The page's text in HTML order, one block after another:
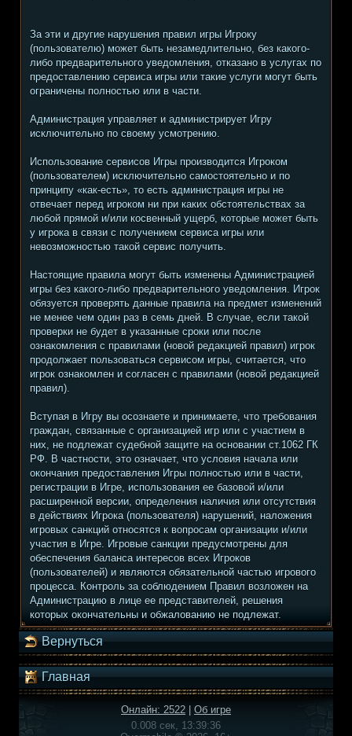
За эти и другие нарушения правил игры Игроку
(пользователю) может быть незамедлительно, без какого-
либо предварительного уведомления, отказано в услугах по
предоставлению сервиса игры или такие услуги могут быть
ограничены полностью или в части.
Администрация управляет и администрирует Игру
исключительно по своему усмотрению.
Использование сервисов Игры производится Игроком
(пользователем) исключительно самостоятельно и по
принципу «как-есть», то есть администрация игры не
отвечает перед игроком ни при каких обстоятельствах за
любой прямой и/или косвенный ущерб, которые может быть
у игрока в связи с получением сервиса игры или
невозможностью такой сервис получить.
Настоящие правила могут быть изменены Администрацией
игры без какого-либо предварительного уведомления. Игрок
обязуется проверять данные правила на предмет изменений
не менее чем один раз в семь дней. В случае, если такой
проверки не будет в указанные сроки или после
ознакомления с правилами (новой редакцией правил) игрок
продолжает пользоваться сервисом игры, считается, что
игрок ознакомлен и согласен с правилами (новой редакцией
правил).
Вступая в Игру вы осознаете и принимаете, что требования
граждан, связанные с организацией игр или с участием в
них, не подлежат судебной защите на основании ст.1062 ГК
РФ. В частности, это означает, что условия начала или
окончания предоставления Игры полностью или в части,
регистрации в Игре, использования ее базовой и/или
расширенной версии, определения наличия или отсутствия
в действиях Игрока (пользователя) нарушений, наложения
игровых санкций относятся к вопросам организации и/или
участия в Игре. Игровые санкции предусмотрены для
обеспечения баланса интересов всех Игроков
(пользователей) и являются обязательной частью игрового
процесса. Контроль за соблюдением Правил возложен на
Администрацию в лице ее представителей, решения
которых окончательны и обжалованию не подлежат.
Вернуться
Главная
Онлайн: 2522
Об игре
0.008 сек, 13:39:36